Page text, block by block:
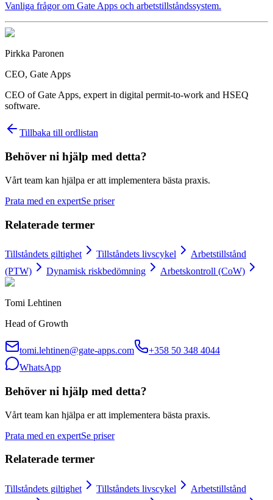
Vanliga frågor om Gate Apps och arbetstillståndssystem.
Pirkka Paronen
CEO, Gate Apps
CEO of Gate Apps, expert in digital permit-to-work and HSEQ
software.
Tillbaka till ordlistan
Behöver ni hjälp med detta?
Vårt team kan hjälpa er att implementera bästa praxis.
Prata med en expertSe priser
Relaterade termer
Tillståndets giltighet Tillståndets livscykel
Arbetstillstånd
(PTW)
Dynamisk riskbedömning Arbetskontroll (CoW)
Tomi Lehtinen
Head of Growth
tomi.lehtinen@gate-apps.com
+358 50 348 4044
WhatsApp
Behöver ni hjälp med detta?
Vårt team kan hjälpa er att implementera bästa praxis.
Prata med en expertSe priser
Relaterade termer
Tillståndets giltighet Tillståndets livscykel
Arbetstillstånd